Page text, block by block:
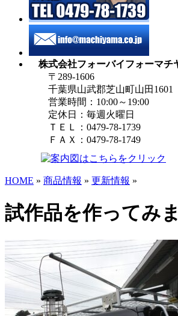
株式会社フォーバイフォーマチ
〒289-1606
千葉県山武郡芝山町山田1601
営業時間：10:00～19:00
定休日：毎週火曜日
ＴＥＬ：0479-78-1739
ＦＡＸ：0479-78-1749
HOME » 商品情報 » 更新情報 »
試作品を作ってみ